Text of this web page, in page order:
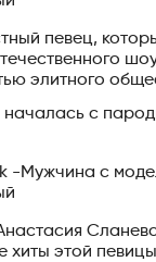
певец,
элитного
началась с
хиты этой